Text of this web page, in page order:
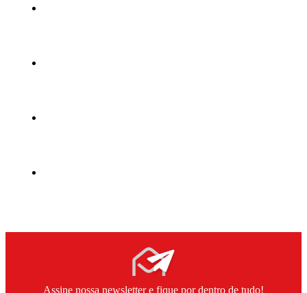
Assine nossa newsletter e fique por dentro de tudo!